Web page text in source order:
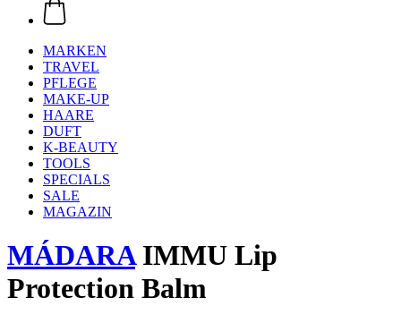
MARKEN
TRAVEL
PFLEGE
MAKE-UP
HAARE
DUFT
K-BEAUTY
TOOLS
SPECIALS
SALE
MAGAZIN
MÁDARAIMMU Lip
Protection Balm